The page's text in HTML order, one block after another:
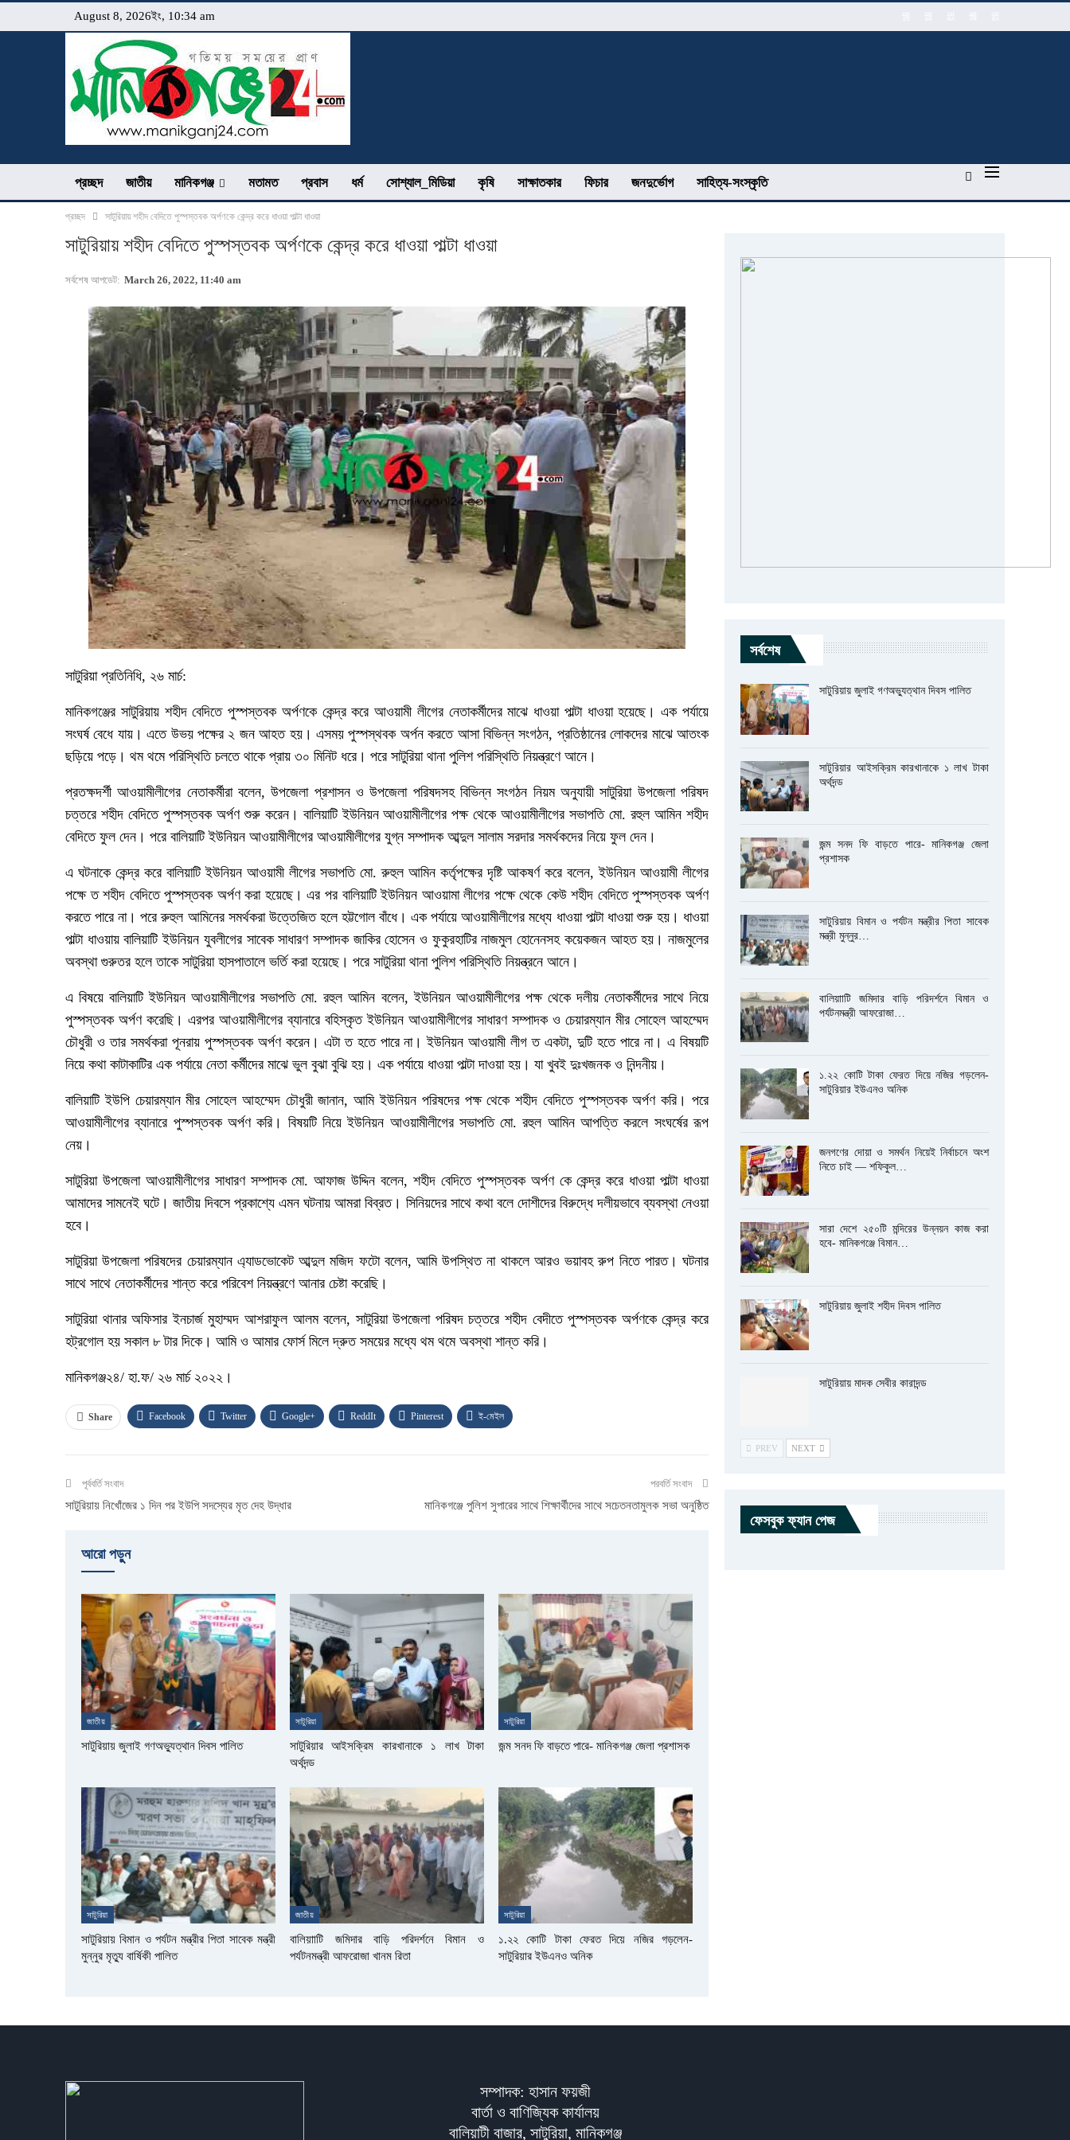
August 8, 2026ইং, 10:34 am
প্রচ্ছদ জাতীয় মানিকগঞ্জ মতামত প্রবাস ধর্ম সোশ্যাল_মিডিয়া কৃষি সাক্ষাতকার ফিচার জনদুর্ভোগ সাহিত্য-সংস্কৃতি
প্রচ্ছদ সাটুরিয়ায় শহীদ বেদিতে পুস্পস্তবক অর্পণকে কেন্দ্র করে ধাওয়া পাল্টা ধাওয়া
সাটুরিয়ায় শহীদ বেদিতে পুস্পস্তবক অর্পণকে কেন্দ্র করে ধাওয়া পাল্টা ধাওয়া
সর্বশেষ আপডেট: March 26, 2022, 11:40 am
সাটুরিয়া প্রতিনিধি, ২৬ মার্চ:
মানিকগঞ্জের সাটুরিয়ায় শহীদ বেদিতে পুস্পস্তবক অর্পণকে কেন্দ্র করে আওয়ামী লীগের নেতাকর্মীদের মাঝে ধাওয়া পাল্টা ধাওয়া হয়েছে। এক পর্যায়ে
সংঘর্ষ বেধে যায়। এতে উভয় পক্ষের ২ জন আহত হয়। এসময় পুস্পস্থবক অর্পন করতে আসা বিভিন্ন সংগঠন, প্রতিষ্ঠানের লোকদের মাঝে আতংক
ছড়িয়ে পড়ে। থম থমে পরিস্থিতি চলতে থাকে প্রায় ৩০ মিনিট ধরে। পরে সাটুরিয়া থানা পুলিশ পরিস্থিতি নিয়ন্ত্রণে আনে।
প্রতক্ষদর্শী আওয়ামীলীগের নেতাকর্মীরা বলেন, উপজেলা প্রশাসন ও উপজেলা পরিষদসহ বিভিন্ন সংগঠন নিয়ম অনুযায়ী সাটুরিয়া উপজেলা পরিষদ
চত্তরে শহীদ বেদিতে পুস্পস্তবক অর্পণ শুরু করেন। বালিয়াটি ইউনিয়ন আওয়ামীলীগের পক্ষ থেকে আওয়ামীলীগের সভাপতি মো. রহুল আমিন শহীদ
বেদিতে ফুল দেন। পরে বালিয়াটি ইউনিয়ন আওয়ামীলীগের আওয়ামীলীগের যুগ্ন সম্পাদক আব্দুল সালাম সরদার সমর্থকদের নিয়ে ফুল দেন।
এ ঘটনাকে কেন্দ্র করে বালিয়াটি ইউনিয়ন আওয়ামী লীগের সভাপতি মো. রুহুল আমিন কর্তৃপক্ষের দৃষ্টি আকষর্ণ করে বলেন, ইউনিয়ন আওয়ামী লীগের
পক্ষে ত শহীদ বেদিতে পুস্পস্তবক অর্পণ করা হয়েছে। এর পর বালিয়াটি ইউনিয়ন আওয়ামা লীগের পক্ষে থেকে কেউ শহীদ বেদিতে পুস্পস্তবক অর্পণ
করতে পারে না। পরে রুহুল আমিনের সমর্থকরা উত্তেজিত হলে হট্টগোল বাঁধে। এক পর্যায়ে আওয়ামীলীগের মধ্যে ধাওয়া পাল্টা ধাওয়া শুরু হয়। ধাওয়া
পাল্টা ধাওয়ায় বালিয়াটি ইউনিয়ন যুবলীগের সাবেক সাধারণ সম্পাদক জাকির হোসেন ও ফুকুরহাটির নাজমুল হোনেনসহ কয়েকজন আহত হয়। নাজমুলের
অবস্থা গুরুতর হলে তাকে সাটুরিয়া হাসপাতালে ভর্তি করা হয়েছে। পরে সাটুরিয়া থানা পুলিশ পরিস্থিতি নিয়ন্ত্রনে আনে।
এ বিষয়ে বালিয়াটি ইউনিয়ন আওয়ামীলীগের সভাপতি মো. রহুল আমিন বলেন, ইউনিয়ন আওয়ামীলীগের পক্ষ থেকে দলীয় নেতাকর্মীদের সাথে নিয়ে
পুস্পস্তবক অর্পণ করেছি। এরপর আওয়ামীলীগের ব্যানারে বহিস্কৃত ইউনিয়ন আওয়ামীলীগের সাধারণ সম্পাদক ও চেয়ারম্যান মীর সোহেল আহম্মেদ
চৌধুরী ও তার সমর্থকরা পূনরায় পুস্পস্তবক অর্পণ করেন। এটা ত হতে পারে না। ইউনিয়ন আওয়ামী লীগ ত একটা, দুটি হতে পারে না। এ বিষয়টি
নিয়ে কথা কাটাকাটির এক পর্যায়ে নেতা কর্মীদের মাঝে ভুল বুঝা বুঝি হয়। এক পর্যায়ে ধাওয়া পাল্টা দাওয়া হয়। যা খুবই দুঃখজনক ও নিন্দনীয়।
বালিয়াটি ইউপি চেয়ারম্যান মীর সোহেল আহম্মেদ চৌধুরী জানান, আমি ইউনিয়ন পরিষদের পক্ষ থেকে শহীদ বেদিতে পুস্পস্তবক অর্পণ করি। পরে
আওয়ামীলীগের ব্যানারে পুস্পস্তবক অর্পণ করি। বিষয়টি নিয়ে ইউনিয়ন আওয়ামীলীগের সভাপতি মো. রহুল আমিন আপত্তি করলে সংঘর্ষের রূপ
নেয়।
সাটুরিয়া উপজেলা আওয়ামীলীগের সাধারণ সম্পাদক মো. আফাজ উদ্দিন বলেন, শহীদ বেদিতে পুস্পস্তবক অর্পণ কে কেন্দ্র করে ধাওয়া পাল্টা ধাওয়া
আমাদের সামনেই ঘটে। জাতীয় দিবসে প্রকাশ্যে এমন ঘটনায় আমরা বিব্রত। সিনিয়দের সাথে কথা বলে দোশীদের বিরুদ্ধে দলীয়ভাবে ব্যবস্থা নেওয়া
হবে।
সাটুরিয়া উপজেলা পরিষদের চেয়ারম্যান এ্যাডভোকেট আব্দুল মজিদ ফটো বলেন, আমি উপস্থিত না থাকলে আরও ভয়াবহ রুপ নিতে পারত। ঘটনার
সাথে সাথে নেতাকর্মীদের শান্ত করে পরিবেশ নিয়ন্ত্রণে আনার চেষ্টা করেছি।
সাটুরিয়া থানার অফিসার ইনচার্জ মুহাম্মদ আশরাফুল আলম বলেন, সাটুরিয়া উপজেলা পরিষদ চত্তরে শহীদ বেদীতে পুস্পস্তবক অর্পণকে কেন্দ্র করে
হট্রগোল হয় সকাল ৮ টার দিকে। আমি ও আমার ফোর্স মিলে দ্রুত সময়ের মধ্যে থম থমে অবস্থা শান্ত করি।
মানিকগঞ্জ২৪/ হা.ফ/ ২৬ মার্চ ২০২২।
Share Facebook Twitter Google+ ReddIt Pinterest ই-মেইল
পূর্ববর্তি সংবাদ
সাটুরিয়ায় নিখোঁজের ১ দিন পর ইউপি সদস্যের মৃত দেহ উদ্ধার
পরবর্তি সংবাদ
মানিকগঞ্জে পুলিশ সুপারের সাথে শিক্ষার্থীদের সাথে সচেতনতামুলক সভা অনুষ্ঠিত
আরো পড়ুুন
জাতীয়
সাটুরিয়ায় জুলাই গণঅভ্যুত্থান দিবস পালিত
সাটুরিয়া
সাটুরিয়ার আইসক্রিম কারখানাকে ১ লাখ টাকা
অর্থদন্ড
সাটুরিয়া
জন্ম সনদ ফি বাড়তে পারে- মানিকগঞ্জ জেলা প্রশাসক
সাটুরিয়া
সাটুরিয়ায় বিমান ও পর্যটন মন্ত্রীর পিতা সাবেক মন্ত্রী
মুন্নুর মৃত্যু বার্ষিকী পালিত
জাতীয়
বালিয়াাটি জমিদার বাড়ি পরিদর্শনে বিমান ও
পর্যটনমন্ত্রী আফরোজা খানম রিতা
সাটুরিয়া
১.২২ কোটি টাকা ফেরত দিয়ে নজির গড়লেন-
সাটুরিয়ার ইউএনও অনিক
সর্বশেষ
সাটুরিয়ায় জুলাই গণঅভ্যুত্থান দিবস পালিত
সাটুরিয়ার আইসক্রিম কারখানাকে ১ লাখ টাকা
অর্থদন্ড
জন্ম সনদ ফি বাড়তে পারে- মানিকগঞ্জ জেলা
প্রশাসক
সাটুরিয়ায় বিমান ও পর্যটন মন্ত্রীর পিতা সাবেক
মন্ত্রী মুন্নুর…
বালিয়াাটি জমিদার বাড়ি পরিদর্শনে বিমান ও
পর্যটনমন্ত্রী আফরোজা…
১.২২ কোটি টাকা ফেরত দিয়ে নজির গড়লেন-
সাটুরিয়ার ইউএনও অনিক
জনগণের দোয়া ও সমর্থন নিয়েই নির্বাচনে অংশ
নিতে চাই — শফিকুল…
সারা দেশে ২৫০টি মন্দিরের উন্নয়ন কাজ করা
হবে- মানিকগঞ্জে বিমান…
সাটুরিয়ায় জুলাই শহীদ দিবস পালিত
সাটুরিয়ায় মাদক সেবীর কারাদন্ড
PREV NEXT
ফেসবুক ফ্যান পেজ
সম্পাদক: হাসান ফয়জী
বার্তা ও বাণিজ্যিক কার্যালয়
বালিয়াটী বাজার, সাটুরিয়া, মানিকগঞ্জ